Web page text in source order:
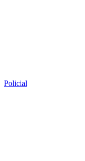
Policial